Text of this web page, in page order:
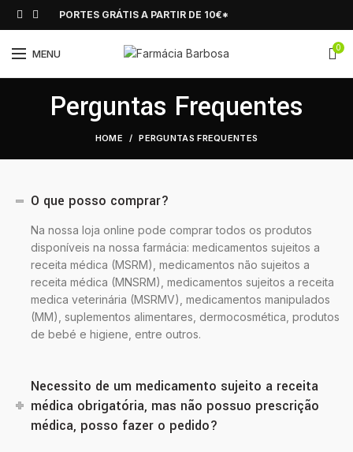
PORTES GRÁTIS A PARTIR DE 10€*
MENU 0
Perguntas Frequentes
HOME PERGUNTAS FREQUENTES
O que posso comprar?
Na nossa loja online pode comprar todos os produtos
disponíveis na nossa farmácia: medicamentos sujeitos a
receita médica (MSRM), medicamentos não sujeitos a
receita médica (MNSRM), medicamentos sujeitos a receita
medica veterinária (MSRMV), medicamentos manipulados
(MM), suplementos alimentares, dermocosmética, produtos
de bebé e higiene, entre outros.
Necessito de um medicamento sujeito a receita
médica obrigatória, mas não possuo prescrição
médica, posso fazer o pedido?